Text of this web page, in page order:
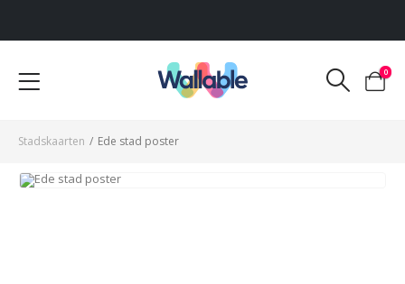
Voor 12:00 uur besteld, dezelfde werkdag verzonden
0
Stadskaarten / Ede stad poster